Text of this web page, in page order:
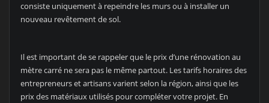
consiste uniquement à repeindre les murs ou à installer un
nouveau revêtement de sol.
Il est important de se rappeler que le prix d’une rénovation au
mètre carré ne sera pas le même partout. Les tarifs horaires des
entrepreneurs et artisans varient selon la région, ainsi que les
prix des matériaux utilisés pour compléter votre projet. En